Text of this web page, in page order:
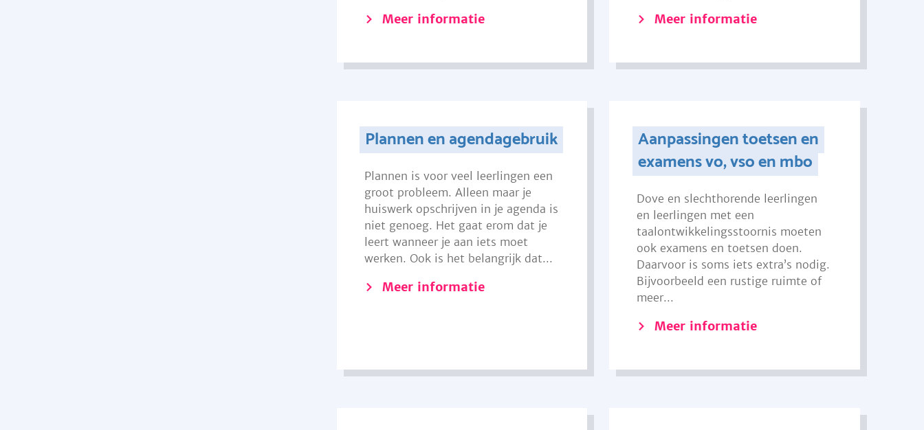
Meer informatie Meer informatie
Plannen en agendagebruik
Plannen is voor veel leerlingen een
groot probleem. Alleen maar je
huiswerk opschrijven in je agenda is
niet genoeg. Het gaat erom dat je
leert wanneer je aan iets moet
werken. Ook is het belangrijk dat...
Meer informatie
Aanpassingen toetsen en
examens vo, vso en mbo
Dove en slechthorende leerlingen
en leerlingen met een
taalontwikkelingsstoornis moeten
ook examens en toetsen doen.
Daarvoor is soms iets extra’s nodig.
Bijvoorbeeld een rustige ruimte of
meer...
Meer informatie